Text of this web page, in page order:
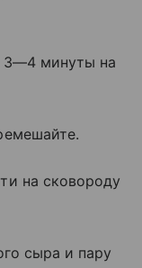
3—4 минуты на
на сковороду
сыра и пару